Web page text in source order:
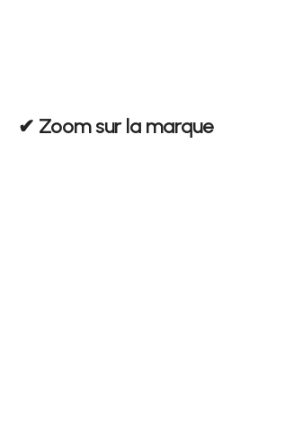
✔︎ Zoom sur la marque